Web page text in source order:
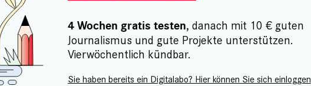
4 Wochen gratis testen, danach mit 10 € guten
Journalismus und gute Projekte unterstützen.
Vierwöchentlich kündbar.
Sie haben bereits ein Digitalabo? Hier können Sie sich einloggen